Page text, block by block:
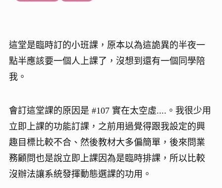
這堂是臨時訂的小班課，原本以為這詭異的半夜一
點半應該要一個人上課了，沒想到還有一個同學陪
我。
會訂這堂課的原因是 #107 實在太空虛....。我很少用
立即上課的功能訂課，之前用過覺得跟我設定的興
趣目標比較不合、然後教材大多偏簡單，後來問業
務顧問也是說立即上課因為是臨時排課，所以比較
沒辦法讓系統發揮動態選課的功用。